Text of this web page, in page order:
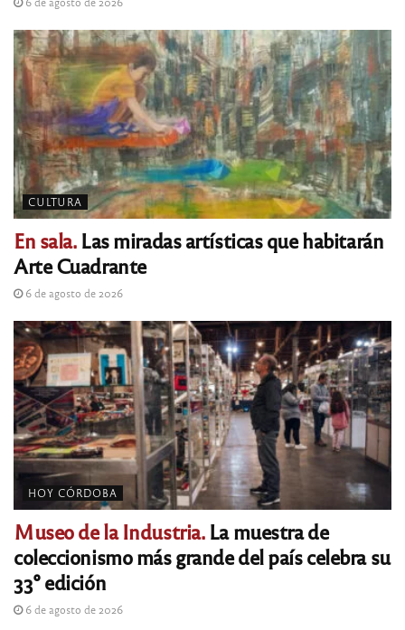
CULTURA
En sala.Las miradas artísticas que habitarán
Arte Cuadrante
6 de agosto de 2026
HOY CÓRDOBA
Museo de la Industria.La muestra de
coleccionismo más grande del país celebra su
33° edición
6 de agosto de 2026